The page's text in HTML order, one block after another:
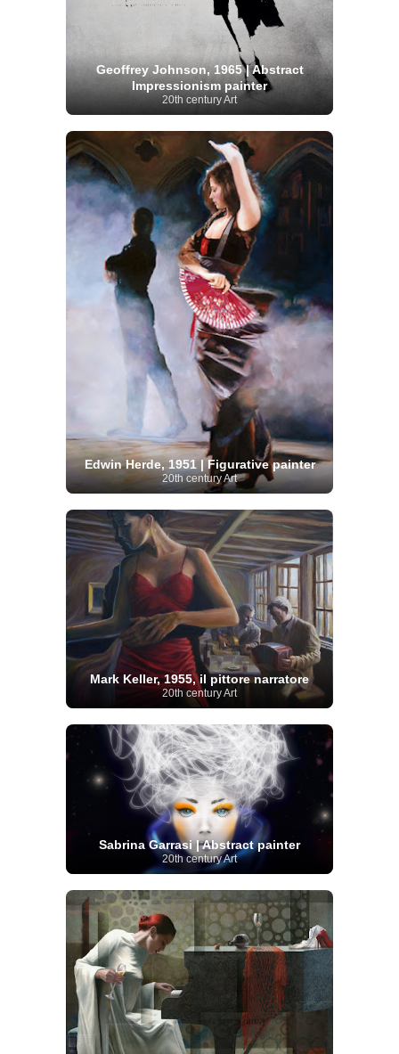
Geoffrey Johnson, 1965 | Abstract
Impressionism painter
20th century Art
Edwin Herde, 1951 | Figurative painter
20th century Art
Mark Keller, 1955, il pittore narratore
20th century Art
Sabrina Garrasi | Abstract painter
20th century Art